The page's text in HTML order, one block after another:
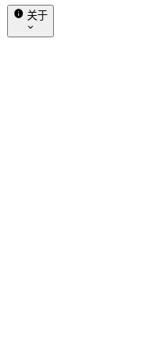
关于
发布于 2025-08-05
· 阅读时长